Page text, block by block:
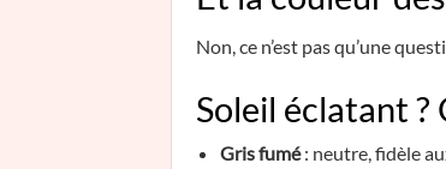
Non, ce n’est pas qu’une
Soleil éclatant ?
Gris fumé: neutre, fidèle